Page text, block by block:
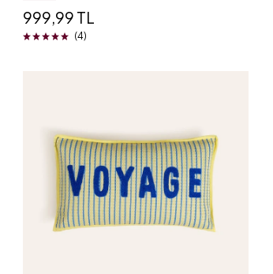
999,99 TL
(4)